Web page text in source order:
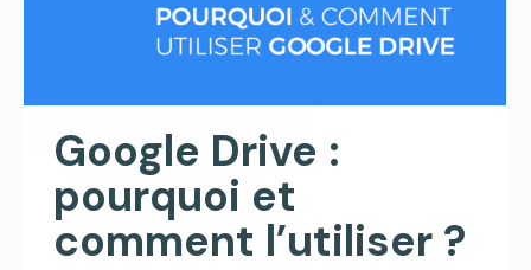
Google Drive :
pourquoi et
comment l’utiliser ?